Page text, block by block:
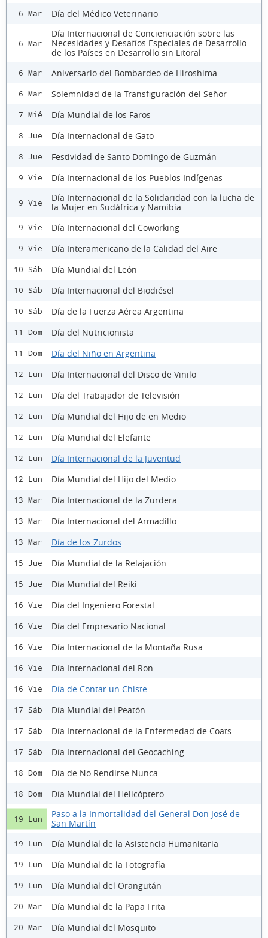
6 Mar Día del Médico Veterinario
6 Mar
Día Internacional de Concienciación sobre las
Necesidades y Desafíos Especiales de Desarrollo
de los Países en Desarrollo sin Litoral
6 Mar Aniversario del Bombardeo de Hiroshima
6 Mar Solemnidad de la Transfiguración del Señor
7 Mié Día Mundial de los Faros
8 Jue Día Internacional de Gato
8 Jue Festividad de Santo Domingo de Guzmán
9 Vie Día Internacional de los Pueblos Indígenas
9 Vie
Día Internacional de la Solidaridad con la lucha de
la Mujer en Sudáfrica y Namibia
9 Vie Día Internacional del Coworking
9 Vie Día Interamericano de la Calidad del Aire
10 Sáb Día Mundial del León
10 Sáb Día Internacional del Biodiésel
10 Sáb Día de la Fuerza Aérea Argentina
11 Dom Día del Nutricionista
11 Dom Día del Niño en Argentina
12 Lun Día Internacional del Disco de Vinilo
12 Lun Día del Trabajador de Televisión
12 Lun Día Mundial del Hijo de en Medio
12 Lun Día Mundial del Elefante
12 Lun Día Internacional de la Juventud
12 Lun Día Mundial del Hijo del Medio
13 Mar Día Internacional de la Zurdera
13 Mar Día Internacional del Armadillo
13 Mar Día de los Zurdos
15 Jue Día Mundial de la Relajación
15 Jue Día Mundial del Reiki
16 Vie Día del Ingeniero Forestal
16 Vie Día del Empresario Nacional
16 Vie Día Internacional de la Montaña Rusa
16 Vie Día Internacional del Ron
16 Vie Día de Contar un Chiste
17 Sáb Día Mundial del Peatón
17 Sáb Día Internacional de la Enfermedad de Coats
17 Sáb Día Internacional del Geocaching
18 Dom Día de No Rendirse Nunca
18 Dom Día Mundial del Helicóptero
19 Lun
Paso a la Inmortalidad del General Don José de
San Martín
19 Lun Día Mundial de la Asistencia Humanitaria
19 Lun Día Mundial de la Fotografía
19 Lun Día Mundial del Orangután
20 Mar Día Mundial de la Papa Frita
20 Mar Día Mundial del Mosquito